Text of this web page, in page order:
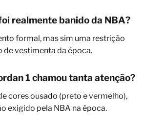
realmente banido da NBA?
formal, mas sim uma restrição
de vestimenta da época.
1 chamou tanta atenção?
cores ousado (preto e vermelho),
exigido pela NBA na época.